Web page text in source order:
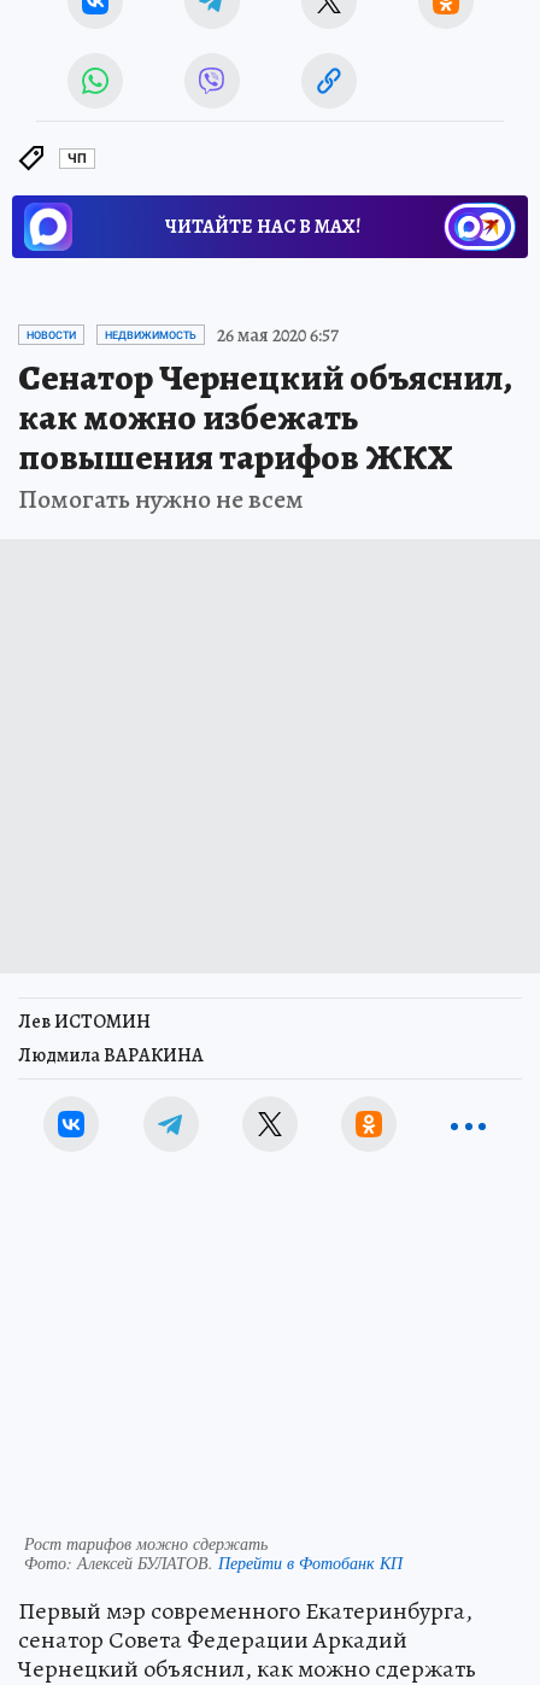
ЧП
ЧИТАЙТЕ НАС В МАХ!
НОВОСТИ НЕДВИЖИМОСТЬ 26 мая 2020 6:57
Сенатор Чернецкий объяснил,
как можно избежать
повышения тарифов ЖКХ
Помогать нужно не всем
Лев ИСТОМИН
Людмила ВАРАКИНА
Рост тарифов можно сдержать
Фото:Алексей БУЛАТОВ. Перейти в Фотобанк КП
Первый мэр современного Екатеринбурга,
сенатор Совета Федерации Аркадий
Чернецкий объяснил, как можно сдержать